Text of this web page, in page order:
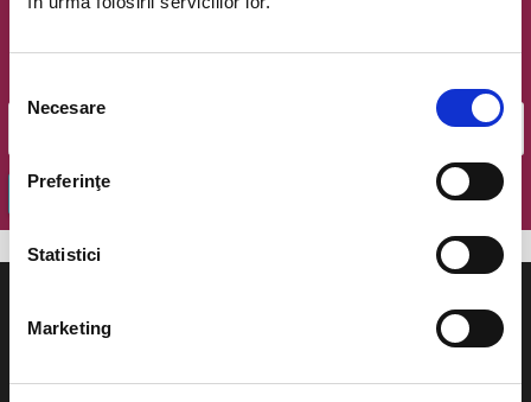
consimțământului
Necesare
Preferinţe
Statistici
Marketing
OK